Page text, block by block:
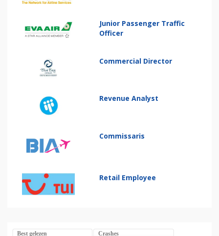
Junior Passenger Traffic
Officer
Commercial Director
Revenue Analyst
Commissaris
Retail Employee
Best gelezen Crashes